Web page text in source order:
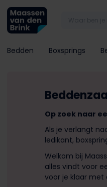
Bedden Boxsprings
Op zoek naar
Als je verlangt
ledikant,
Welkom bij
alles vindt voor
voor je klaar